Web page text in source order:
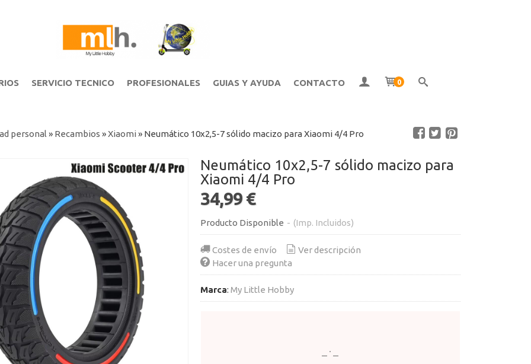
SERVICIO TECNICO PROFESIONALES GUIAS Y AYUDA CONTACTO 0
personal » Recambios »Xiaomi» Neumático 10x2,5-7 sólido macizo para Xiaomi 4/4 Pro
Neumático 10x2,5-7 sólido macizo para
Xiaomi 4/4 Pro
34,99 €
Producto Disponible - (Imp. Incluidos)
Costes de envío
Ver descripción
Hacer una pregunta
Marca: My Little Hobby